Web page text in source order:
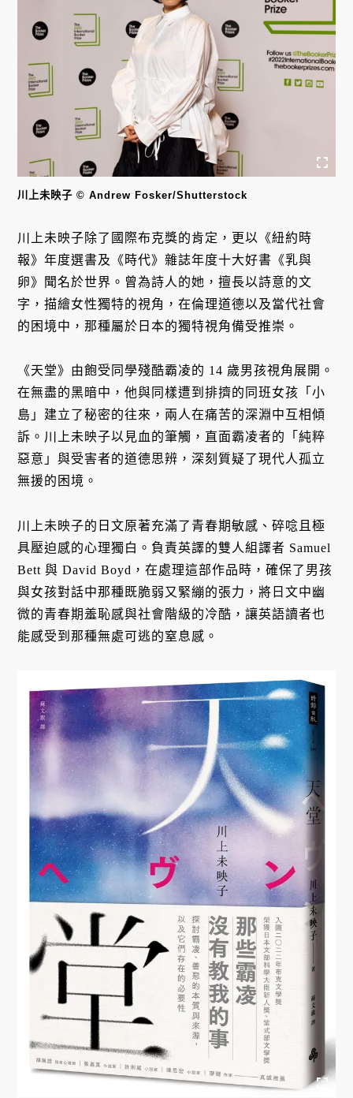
川上未映子 © Andrew Fosker/Shutterstock
川上未映子除了國際布克獎的肯定，更以《紐約時
報》年度選書及《時代》雜誌年度十大好書《乳與
卵》聞名於世界。曾為詩人的她，擅長以詩意的文
字，描繪女性獨特的視角，在倫理道德以及當代社會
的困境中，那種屬於日本的獨特視角備受推崇。
《天堂》由飽受同學殘酷霸凌的 14 歲男孩視角展開。
在無盡的黑暗中，他與同樣遭到排擠的同班女孩「小
島」建立了秘密的往來，兩人在痛苦的深淵中互相傾
訴。川上未映子以見血的筆觸，直面霸凌者的「純粹
惡意」與受害者的道德思辨，深刻質疑了現代人孤立
無援的困境。
川上未映子的日文原著充滿了青春期敏感、碎唸且極
具壓迫感的心理獨白。負責英譯的雙人組譯者 Samuel
Bett 與 David Boyd，在處理這部作品時，確保了男孩
與女孩對話中那種既脆弱又緊繃的張力，將日文中幽
微的青春期羞恥感與社會階級的冷酷，讓英語讀者也
能感受到那種無處可逃的窒息感。